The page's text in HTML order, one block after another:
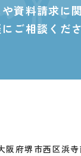
資料請求に
ご相談くださ
府堺市西区浜寺